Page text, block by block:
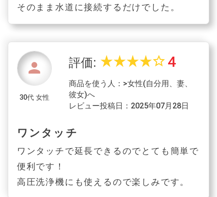
そのまま水道に接続するだけでした。
person
30代 女性
評価: star_ratestar_ratestar_ratestar_ratestar_border 4
商品を使う人：>女性(自分用、妻、
彼女)へ
レビュー投稿日：2025年07月28日
ワンタッチ
ワンタッチで延長できるのでとても簡単で
便利です！
高圧洗浄機にも使えるので楽しみです。